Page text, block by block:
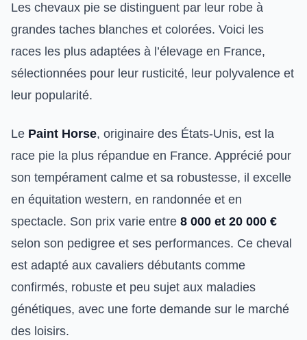
Les chevaux pie se distinguent par leur robe à
grandes taches blanches et colorées. Voici les
races les plus adaptées à l’élevage en France,
sélectionnées pour leur rusticité, leur polyvalence et
leur popularité.
Le Paint Horse, originaire des États-Unis, est la
race pie la plus répandue en France. Apprécié pour
son tempérament calme et sa robustesse, il excelle
en équitation western, en randonnée et en
spectacle. Son prix varie entre 8 000 et 20 000 €
selon son pedigree et ses performances. Ce cheval
est adapté aux cavaliers débutants comme
confirmés, robuste et peu sujet aux maladies
génétiques, avec une forte demande sur le marché
des loisirs.